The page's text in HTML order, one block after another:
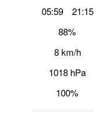
05:59
21:15
88%
8 km/h
1018 hPa
100%